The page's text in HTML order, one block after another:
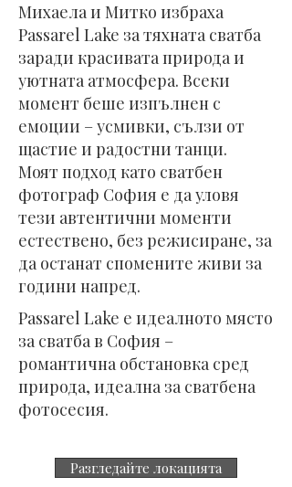
Михаела и Митко избраха
Passarel Lake за тяхната сватба
заради красивата природа и
уютната атмосфера. Всеки
момент беше изпълнен с
емоции – усмивки, сълзи от
щастие и радостни танци.
Моят подход като сватбен
фотограф София е да уловя
тези автентични моменти
естествено, без режисиране, за
да останат спомените живи за
години напред.
Passarel Lake е идеалното място
за сватба в София –
романтична обстановка сред
природа, идеална за сватбена
фотосесия.
Разгледайте локацията